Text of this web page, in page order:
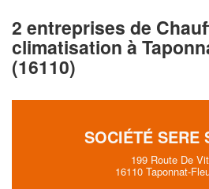
2 entreprises de
climatisation à
(16110)
SOCIÉTÉ SERE
199 Route De
16110 Taponnat-
✕
Vous
Augmentez votre
nouveaux
En